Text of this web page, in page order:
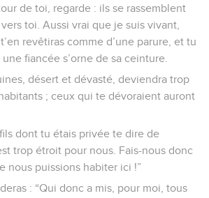
de toi, regarde : ils se rassemblent
toi. Aussi vrai que je suis vivant,
revêtiras comme d’une parure, et tu
fiancée s’orne de sa ceinture.
désert et dévasté, deviendra trop
; ceux qui te dévoraient auront
dont tu étais privée te dire de
trop étroit pour nous. Fais-nous donc
nous puissions habiter ici !”
: “Qui donc a mis, pour moi, tous